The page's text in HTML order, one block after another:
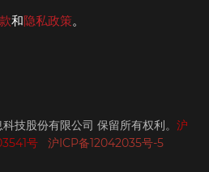
和隐私政策。
技股份有限公司 保留所有权利。 沪
号
沪ICP备12042035号-5